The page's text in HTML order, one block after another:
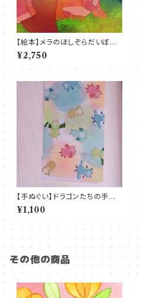
【絵本】メラのほしぞらだいぼう
けん
¥2,750
【手ぬぐい】ドラゴンたちの手ぬぐ
い
¥1,100
その他の商品